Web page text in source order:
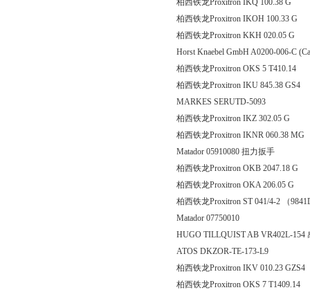
柏西铁龙Proxitron IKQ
柏西铁龙Proxitron IKOH
柏西铁龙Proxitron KKH
Horst Knaebel GmbH A0200-006-C
柏西铁龙Proxitron OKS 5
柏西铁龙Proxitron IKU
MARKES SERUTD-5093
柏西铁龙Proxitron IKZ
柏西铁龙Proxitron IKNR
Matador 05910080 扭力扳手
柏西铁龙Proxitron OKB
柏西铁龙Proxitron OKA
柏西铁龙Proxitron ST 041/4-2 （
Matador 07750010
HUGO TILLQUIST AB VR402L-154
ATOS DKZOR-TE-173-L9
柏西铁龙Proxitron IKV
柏西铁龙Proxitron OKS 7